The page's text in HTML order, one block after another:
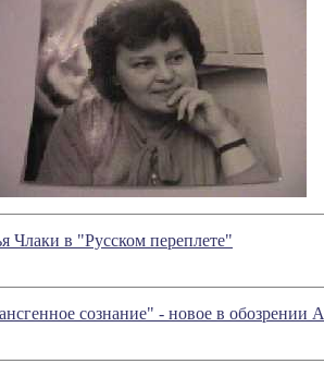
Члаки в "Русском переплете"
сознание" - новое в обозрении